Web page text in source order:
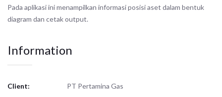
Pada aplikasi ini menampilkan informasi posisi aset dalam bentuk
diagram dan cetak output.
Information
Client:
PT Pertamina Gas